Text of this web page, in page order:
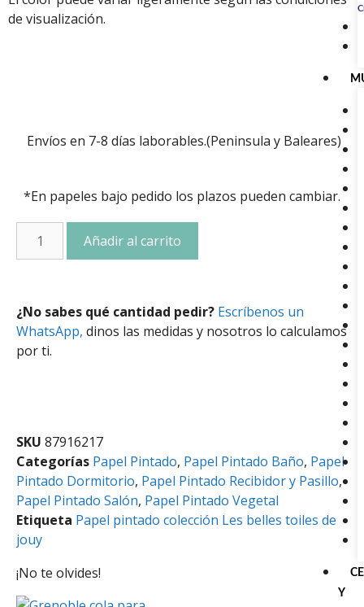
Y
de visualización.
Envíos en 7-8 días laborables.(Peninsula y Baleares)
*En papeles bajo pedido los plazos pueden cambiar.
Añadir al carrito
¿No sabes qué cantidad pedir? Escríbenos un
WhatsApp, dinos las medidas y nosotros lo calculamos
por ti.
SKU 87916217
Categorías Papel Pintado, Papel Pintado Baño, Papel
Pintado Dormitorio, Papel Pintado Recibidor y Pasillo,
Papel Pintado Salón, Papel Pintado Vegetal
Etiqueta Papel pintado colección Les belles toiles de
jouy
¡No te olvides!